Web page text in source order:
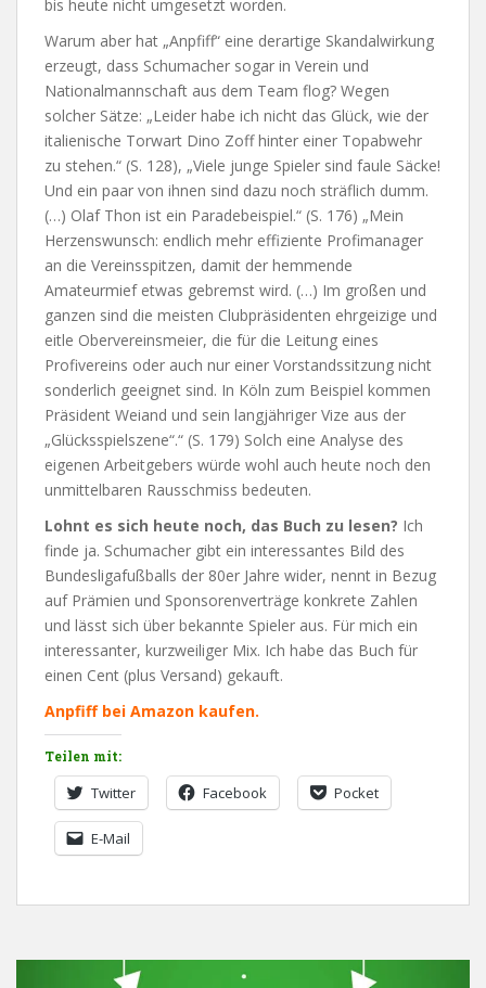
bis heute nicht umgesetzt worden.
Warum aber hat „Anpfiff“ eine derartige Skandalwirkung
erzeugt, dass Schumacher sogar in Verein und
Nationalmannschaft aus dem Team flog? Wegen
solcher Sätze: „Leider habe ich nicht das Glück, wie der
italienische Torwart Dino Zoff hinter einer Topabwehr
zu stehen.“ (S. 128), „Viele junge Spieler sind faule Säcke!
Und ein paar von ihnen sind dazu noch sträflich dumm.
(…) Olaf Thon ist ein Paradebeispiel.“ (S. 176) „Mein
Herzenswunsch: endlich mehr effiziente Profimanager
an die Vereinsspitzen, damit der hemmende
Amateurmief etwas gebremst wird. (…) Im großen und
ganzen sind die meisten Clubpräsidenten ehrgeizige und
eitle Obervereinsmeier, die für die Leitung eines
Profivereins oder auch nur einer Vorstandssitzung nicht
sonderlich geeignet sind. In Köln zum Beispiel kommen
Präsident Weiand und sein langjähriger Vize aus der
„Glücksspielszene“.“ (S. 179) Solch eine Analyse des
eigenen Arbeitgebers würde wohl auch heute noch den
unmittelbaren Rausschmiss bedeuten.
Lohnt es sich heute noch, das Buch zu lesen? Ich
finde ja. Schumacher gibt ein interessantes Bild des
Bundesligafußballs der 80er Jahre wider, nennt in Bezug
auf Prämien und Sponsorenverträge konkrete Zahlen
und lässt sich über bekannte Spieler aus. Für mich ein
interessanter, kurzweiliger Mix. Ich habe das Buch für
einen Cent (plus Versand) gekauft.
Anpfiff bei Amazon kaufen.
Teilen mit:
Twitter Facebook Pocket
E-Mail